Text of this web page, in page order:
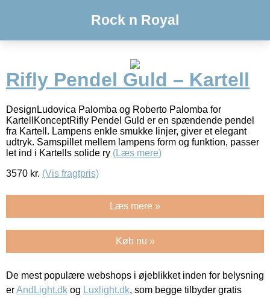
Rock n Royal
Rifly Pendel Guld – Kartell
DesignLudovica Palomba og Roberto Palomba for
KartellKonceptRifly Pendel Guld er en spændende pendel
fra Kartell. Lampens enkle smukke linjer, giver et elegant
udtryk. Samspillet mellem lampens form og funktion, passer
let ind i Kartells solide ry (Læs mere)
3570 kr. (Vis fragtpris)
Læs mere »
Køb nu »
De mest populære webshops i øjeblikket inden for belysning
erAndLight.dk og Luxlight.dk, som begge tilbyder gratis